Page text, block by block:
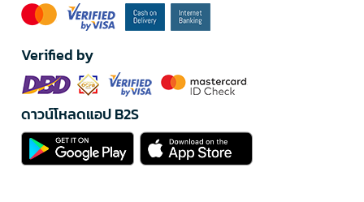
Verified by
ดาวน์โหลดแอป B2S